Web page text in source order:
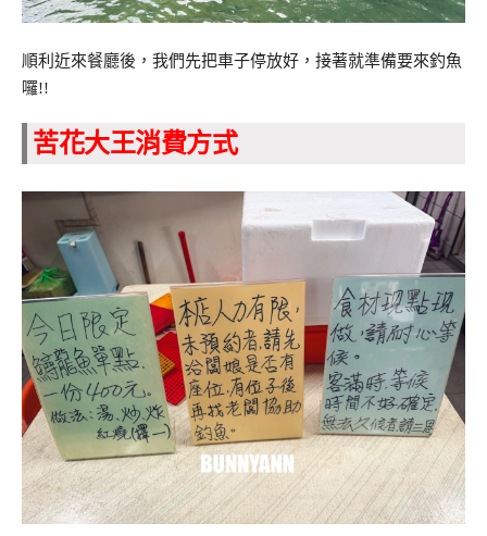
順利近來餐廳後，我們先把車子停放好，接著就準備要來釣魚
囉!!
苦花大王消費方式